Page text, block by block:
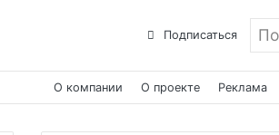
Подписаться
О компании О проекте Реклама